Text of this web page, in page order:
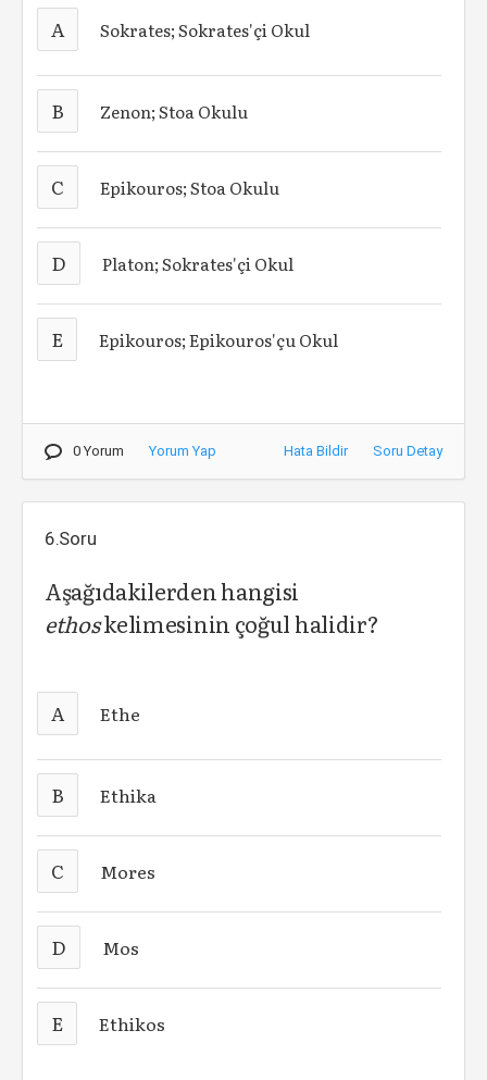
A Sokrates; Sokrates'çi Okul
B Zenon; Stoa Okulu
C Epikouros; Stoa Okulu
D Platon; Sokrates'çi Okul
E Epikouros; Epikouros'çu Okul
0 Yorum Yorum Yap Hata Bildir Soru Detay
6.Soru
Aşağıdakilerden hangisi
ethoskelimesinin çoğul halidir?
A Ethe
B Ethika
C Mores
D Mos
E Ethikos